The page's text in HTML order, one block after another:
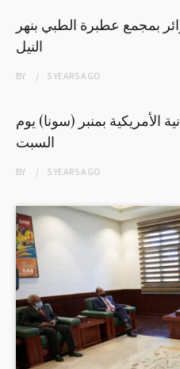
بمجمع عطبرة الطبي بنهر
النيل
BY 5 YEARSAGO
الأمريكية بمنبر (سونا) يوم
السبت
BY 5 YEARSAGO